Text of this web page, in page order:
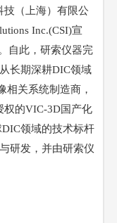
技（上海）有限公
Inc.(CSI)宣
自此，研索仪器完
长期深耕DIC领域
相关系统制造商，
权的VIC-3D国产化
领域的技术标杆
研发，并由研索仪